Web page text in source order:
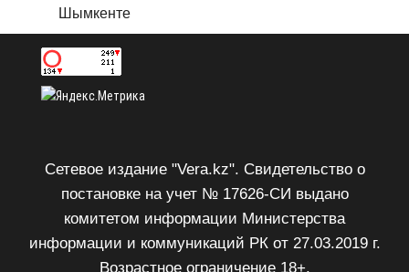
Шымкенте
Сетевое издание "Vera.kz". Свидетельство о
постановке на учет № 17626-СИ выдано
комитетом информации Министерства
информации и коммуникаций РК от 27.03.2019 г.
Возрастное ограничение 18+.